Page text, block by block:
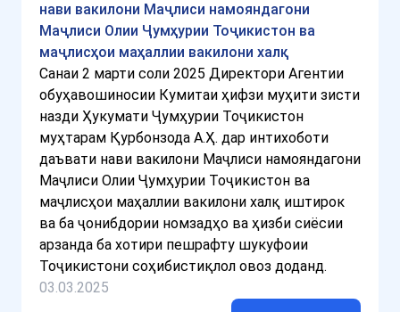
нави вакилони Маҷлиси намояндагони
Маҷлиси Олии Ҷумҳурии Тоҷикистон ва
маҷлисҳои маҳаллии вакилони халқ
Санаи 2 марти соли 2025 Директори Агентии
обуҳавошиносии Кумитаи ҳифзи муҳити зисти
назди Ҳукумати Ҷумҳурии Тоҷикистон
муҳтарам Қурбонзода А.Ҳ. дар интихоботи
даъвати нави вакилони Маҷлиси намояндагони
Маҷлиси Олии Ҷумҳурии Тоҷикистон ва
маҷлисҳои маҳаллии вакилони халқ иштирок
ва ба ҷонибдории номзадҳо ва ҳизби сиёсии
арзанда ба хотири пешрафту шукуфоии
Тоҷикистони соҳибистиқлол овоз доданд.
03.03.2025